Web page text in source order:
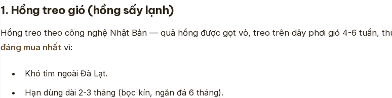
1. Hồng treo gió (hồng sấy lạnh)
Hồng treo theo công nghệ Nhật Bản — quả hồng được gọt vỏ, treo trên dây phơi gió 4-6 tuần,
đáng mua nhất vì:
Khó tìm ngoài Đà Lạt.
Hạn dùng dài 2-3 tháng (bọc kín, ngăn đá 6 tháng).